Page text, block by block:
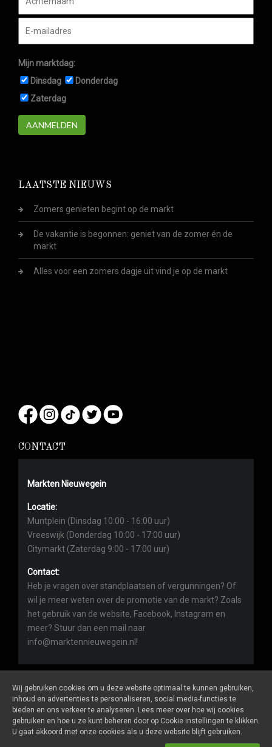
Mijn marktdag:
Dinsdag
Donderdag
Zaterdag
AANMELDEN
LAATSTE NIEUWS
Zomers genieten begint op de markt
De vakantie is begonnen: geniet van de zomer én de
markt
Alles voor een zomers dagje uit vind je op de markt
CONTACT
Markten Nieuwegein
Locatie:
Muntplein (Dinsdag 10:00 - 16:00 uur)
Vreeswijk (Donderdag 10:00 - 17:00 uur)
Citymarkt (Zaterdag 9:00 - 17:00 uur)
Contact:
Heb je vragen over standplaatsen of vergunningen? Of
wil je meer weten over de promotie van de markt? Zoals
het gebruik van de website, Facebook, Instagram en
meer? Stuur dan een mail naar
info@marktennieuwegein.nl!
Marktennieuwegein.nlis een website van De Markt Online
ALGEMENE VOORWAARDEN
ONDERNEMERS LOGIN
Wij gebruiken cookies om u deze website optimaal te kunnen gebruiken,
inhoud en advertenties te personaliseren, social media-functies te
bieden en ons verkeer te analyseren. Lees meer over hoe wij cookies
gebruiken en hoe u ze kunt beheren door op Cookie instellingen te klikken.
U gaat akkoord met onze cookies als u deze website blijft gebruiken.